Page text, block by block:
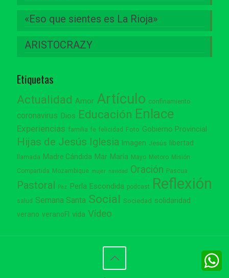
«Eso que sientes es La Rioja»
ARISTOCRAZY
Etiquetas
Actualidad Amor Artículo confinamiento
coronavirus Dios Educación Enlace
Experiencias familia fe felicidad Foto Gobierno Provincial
Hijas de Jesús Iglesia Imagen Jesús libertad
llamada Madre Cándida Mar María Mayo Metoro Misión
Compartida Mozambique mujer navidad Oración Pascua
Pastoral Paz Perla Escondida podcast Reflexión
salud Semana Santa Social Sociedad solidaridad
verano veranoFI vida Vídeo